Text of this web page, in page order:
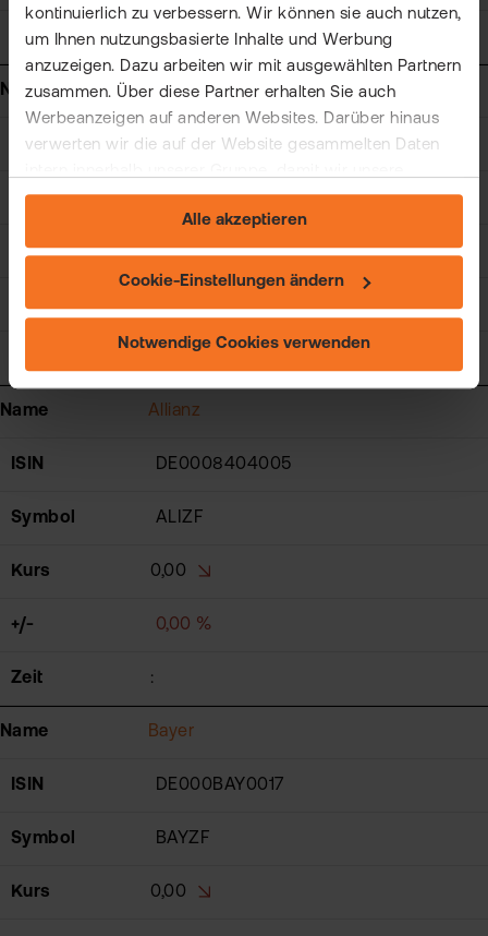
kontinuierlich zu verbessern. Wir können sie auch nutzen,
um Ihnen nutzungsbasierte Inhalte und Werbung
anzuzeigen. Dazu arbeiten wir mit ausgewählten Partnern
zusammen. Über diese Partner erhalten Sie auch
Werbeanzeigen auf anderen Websites. Darüber hinaus
verwerten wir die auf der Website gesammelten Daten
eigenen Angebote verbessern und Ihnen
maßgeschneiderte Werbung zeigen können. Sie können
Ihre freiwillige Einwilligung jederzeit widerrufen. Weitere
Informationen (auch zur Datenübermittlung) und
Einstellungsmöglichkeiten finden Sie unter "Cookie-
Alle akzeptieren
Cookie-Einstellungen ändern
Notwendige Cookies verwenden
Zeit :
Name Airbus
ISIN NL0000235190
Symbol EADSF
Kurs 0,00
+/-
Name Allianz
ISIN DE0008404005
Symbol ALIZF
Kurs 0,00
+/- 0,00 %
Zeit :
Name Bayer
ISIN DE000BAY0017
Symbol BAYZF
Kurs 0,00